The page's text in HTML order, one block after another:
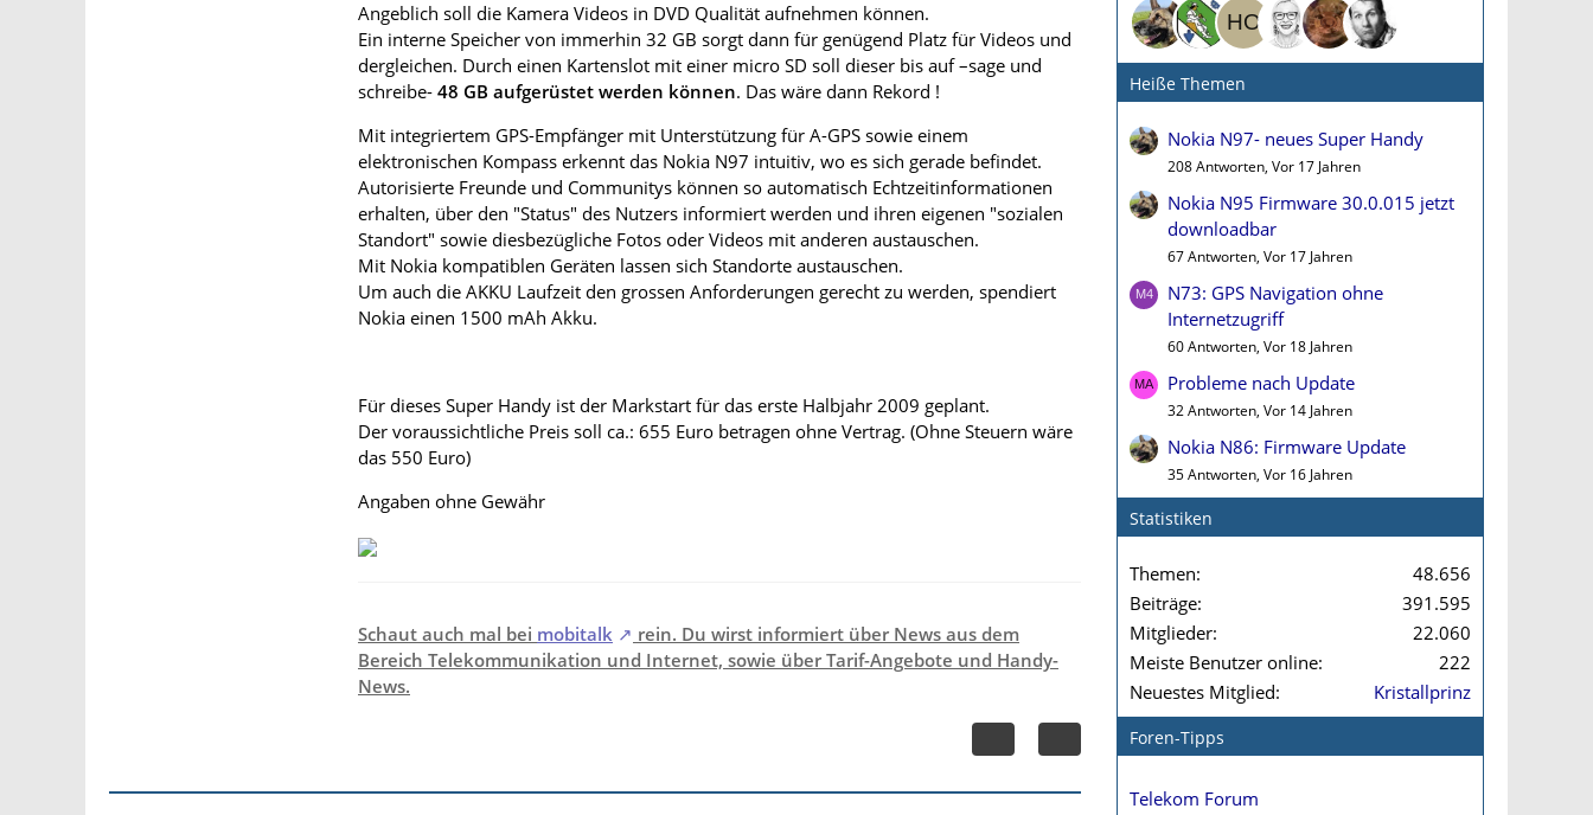
Angeblich soll die Kamera Videos in DVD Qualität aufnehmen können.
Ein interne Speicher von immerhin 32 GB sorgt dann für genügend Platz für Videos und
dergleichen. Durch einen Kartenslot mit einer micro SD soll dieser bis auf –sage und
schreibe- 48 GB aufgerüstet werden können. Das wäre dann Rekord !
Mit integriertem GPS-Empfänger mit Unterstützung für A-GPS sowie einem
elektronischen Kompass erkennt das Nokia N97 intuitiv, wo es sich gerade befindet.
Autorisierte Freunde und Communitys können so automatisch Echtzeitinformationen
erhalten, über den "Status" des Nutzers informiert werden und ihren eigenen "sozialen
Standort" sowie diesbezügliche Fotos oder Videos mit anderen austauschen.
Mit Nokia kompatiblen Geräten lassen sich Standorte austauschen.
Um auch die AKKU Laufzeit den grossen Anforderungen gerecht zu werden, spendiert
Nokia einen 1500 mAh Akku.
Für dieses Super Handy ist der Markstart für das erste Halbjahr 2009 geplant.
Der voraussichtliche Preis soll ca.: 655 Euro betragen ohne Vertrag. (Ohne Steuern wäre
das 550 Euro)
Angaben ohne Gewähr
Schaut auch mal bei mobitalk
rein. Du wirst informiert über News aus dem
Bereich Telekommunikation und Internet, sowie über Tarif-Angebote und Handy-
News.
Heiße Themen
Nokia N97- neues Super Handy
208 Antworten, Vor 17 Jahren
Nokia N95 Firmware 30.0.015 jetzt
downloadbar
67 Antworten, Vor 17 Jahren
N73: GPS Navigation ohne
Internetzugriff
60 Antworten, Vor 18 Jahren
Probleme nach Update
32 Antworten, Vor 14 Jahren
Nokia N86: Firmware Update
35 Antworten, Vor 16 Jahren
Statistiken
Themen
48.656
Beiträge
391.595
Mitglieder
22.060
Meiste Benutzer online
222
Neuestes Mitglied
Kristallprinz
Foren-Tipps
Telekom Forum